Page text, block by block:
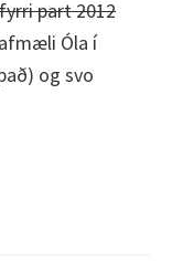
part 2012
afmæli Óla í
og svo